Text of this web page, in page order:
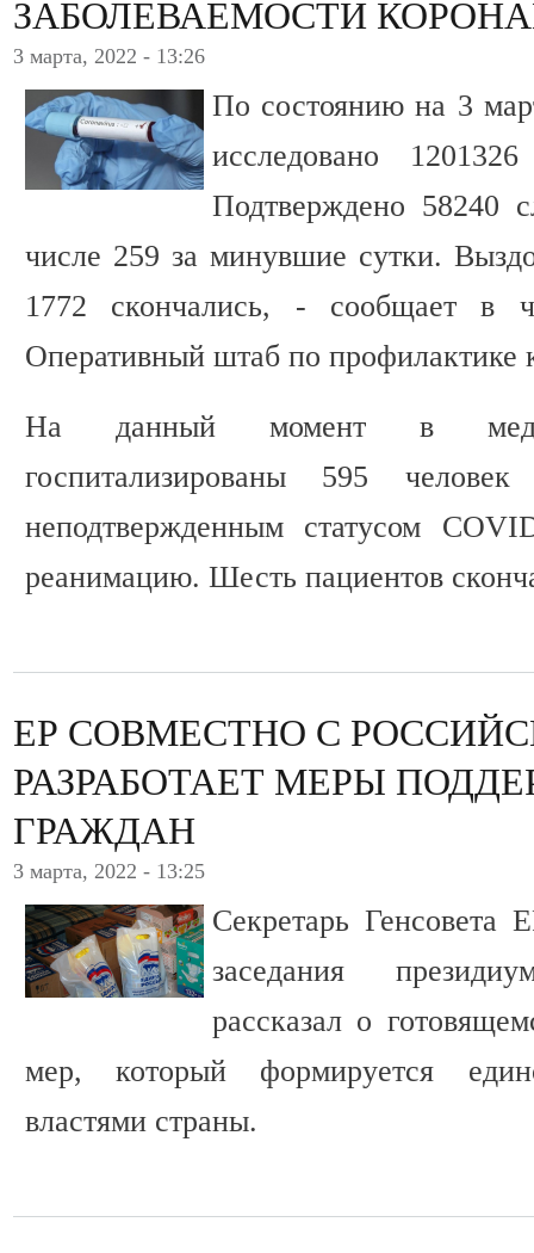
ЗАБОЛЕВАЕМОСТИ
3 марта, 2022 - 13:26
По состоянию на 3
исследовано
Подтверждено 58240
числе 259 за минувшие сутки.
1772 скончались, - сообщает в
Оперативный штаб по профилактике
На данный момент в
госпитализированы 595
неподтвержденным статусом
реанимацию. Шесть пациентов
ЕР СОВМЕСТНО С
РАЗРАБОТАЕТ МЕРЫ
ГРАЖДАН
3 марта, 2022 - 13:25
Секретарь Генсовета
заседания
рассказал о
мер, который формируется
властями страны.